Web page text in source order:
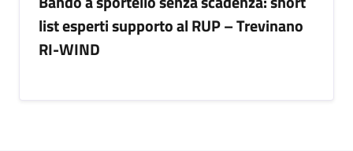
list esperti supporto al RUP – Trevinano
RI-WIND